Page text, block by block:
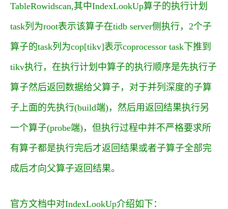
TableRowidscan,其中IndexLookUp算子的执行计划
task列为root表示该算子在tidb server侧执行，2个子
算子的task列为cop[tikv]表示coprocessor task下推到
tikv执行，在执行计划中算子的执行顺序是先执行子
算子然后返回数据给父算子，对于并列深度的子算
子上面的先执行(build端)，然后用返回结果执行另
一个算子(probe端)，但执行过程中并不严格要求所
有算子都是执行完后才返回结果或者子算子全部完
成后才向父算子返回结果。
官方文档中对IndexLookUp介绍如下：